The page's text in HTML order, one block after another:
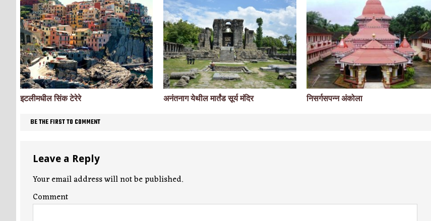
इटलीमधील सिंक टेरेरे अनंतनाग येथील मार्तंड सूर्य मंदिर निसर्गसपन्न अंकोला
BE THE FIRST TO COMMENT
Leave a Reply
Your email address will not be published.
Comment